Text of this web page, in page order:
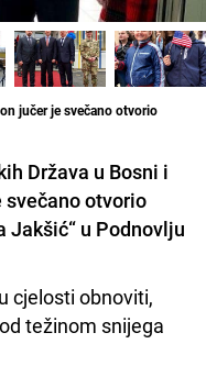
jučer je svečano otvorio
Država u Bosni i
svečano otvorio
Jakšić“ u Podnovlju
cjelosti obnoviti,
težinom snijega